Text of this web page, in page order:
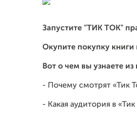
Запустите "ТИК ТОК"
Окупите покупку
Вот о чем вы узнаете из
- Почему смотрят «Тик
- Какая аудитория в